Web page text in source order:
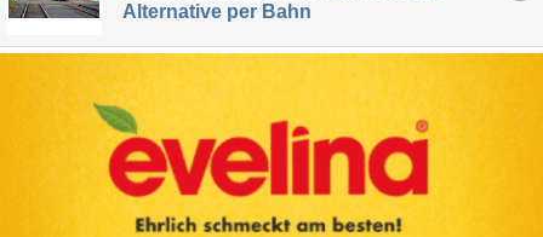
Alternative per Bahn